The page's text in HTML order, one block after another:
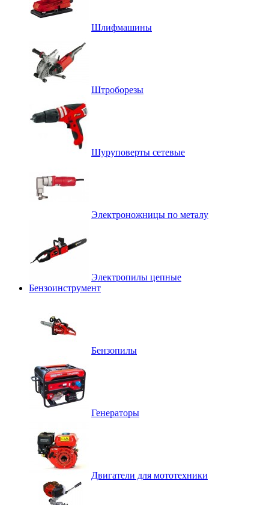
Шлифмашины
Штроборезы
Шуруповерты сетевые
Электроножницы по металу
Электропилы цепные
Бензоинструмент
Бензопилы
Генераторы
Двигатели для мототехники